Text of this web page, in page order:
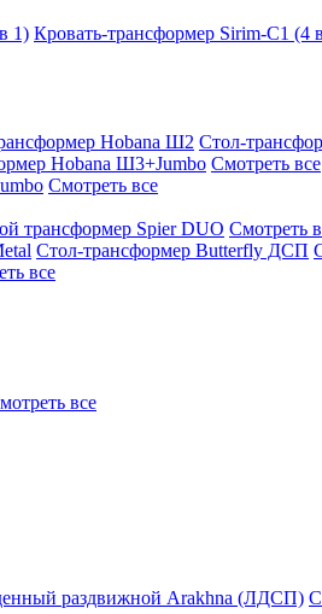
1) Кровать-трансформер Sirim-C1 (4
Hobana Ш2 Стол-
Hobana Ш3+Jumbo Смотреть все
Смотреть все
трансформер Spier DUO Смотреть
Стол-трансформер Butterfly ДСП
все
все
раздвижной Arakhna (ЛДСП)